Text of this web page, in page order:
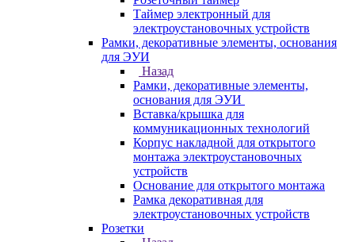
Таймер электронный для
электроустановочных устройств
Рамки, декоративные элементы, основания
для ЭУИ
Назад
Рамки, декоративные элементы,
основания для ЭУИ
Вставка/крышка для
коммуникационных технологий
Корпус накладной для открытого
монтажа электроустановочных
устройств
Основание для открытого монтажа
Рамка декоративная для
электроустановочных устройств
Розетки